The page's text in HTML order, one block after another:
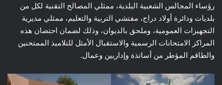
رؤساء المجالس الشعبية البلدية، ممثلي المصالح التقنية لكل من
بلديات ودائرة أولاد دراج، مفتشي التربية والتعليم، ممثلي مديرية
التجهيزات العمومية، وملحق بالديوان، وذلك لضمان احتضان هذه
المراكز الامتحانات الرسمية والاستقبال الأمثل للتلاميذ الممتحنين
والطاقم المؤطر من أساتذة وإداريين وعمال.